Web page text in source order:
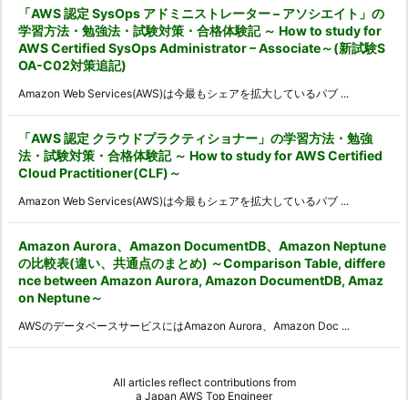
「AWS 認定 SysOps アドミニストレーター – アソシエイト」の
学習方法・勉強法・試験対策・合格体験記 ～ How to study for
AWS Certified SysOps Administrator – Associate～(新試験S
OA-C02対策追記)
Amazon Web Services(AWS)は今最もシェアを拡大しているパブ ...
「AWS 認定 クラウドプラクティショナー」の学習方法・勉強
法・試験対策・合格体験記 ～ How to study for AWS Certified
Cloud Practitioner(CLF)～
Amazon Web Services(AWS)は今最もシェアを拡大しているパブ ...
Amazon Aurora、Amazon DocumentDB、Amazon Neptune
の比較表(違い、共通点のまとめ) ～Comparison Table, differe
nce between Amazon Aurora, Amazon DocumentDB, Amaz
on Neptune～
AWSのデータベースサービスにはAmazon Aurora、Amazon Doc ...
All articles reflect contributions from
a Japan AWS Top Engineer